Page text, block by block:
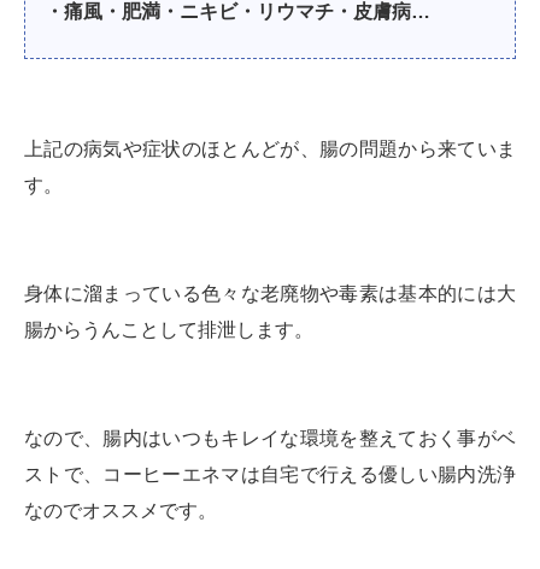
・痛風・肥満・ニキビ・リウマチ・皮膚病…
上記の病気や症状のほとんどが、腸の問題から来ていま
す。
身体に溜まっている色々な老廃物や毒素は基本的には大
腸からうんことして排泄します。
なので、腸内はいつもキレイな環境を整えておく事がベ
ストで、コーヒーエネマは自宅で行える優しい腸内洗浄
なのでオススメです。